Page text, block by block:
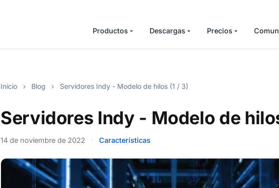
Productos Descargas Precios
Inicio › Blog › Servidores Indy - Modelo de hilos (1 / 3)
Servidores Indy - Modelo de
14 de noviembre de 2022 · Características